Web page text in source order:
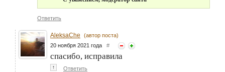
Ответить
AleksaChe
(автор поста)
20 ноября 2021 года #
спасибо, исправила
↑ Ответить